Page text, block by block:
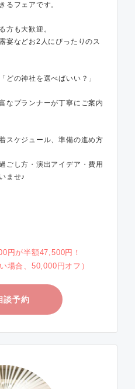
るフェアです。
方も大歓迎。
宴などお2人にぴったりのス
どの神社を選べばいい？」
なプランナーが丁寧にご案内
スケジュール、準備の進め方
ごし方・演出アイデア・費用
ませ♪
円が半額47,500円！
場合、50,000円オフ）
談予約